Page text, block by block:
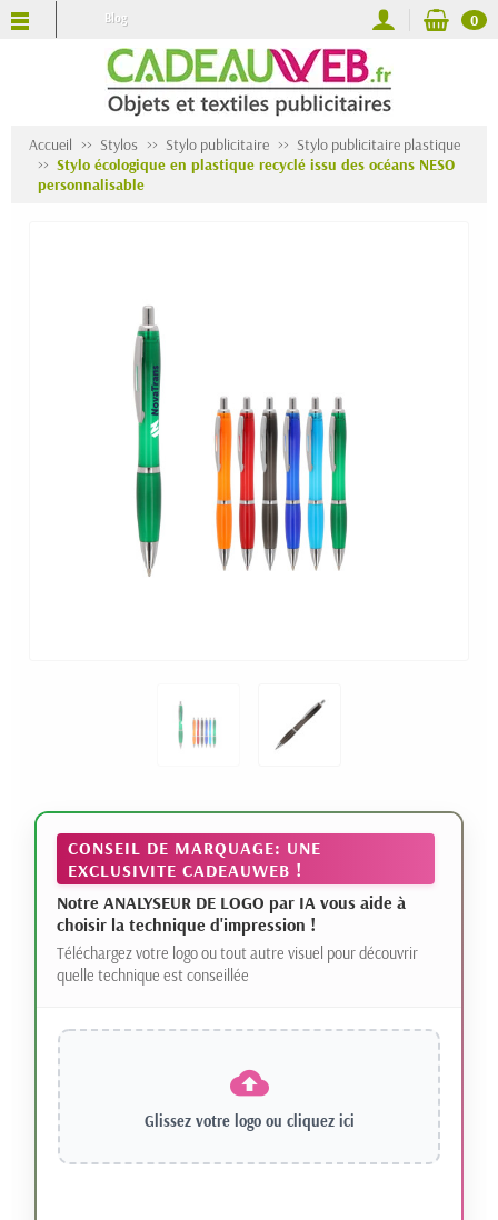
Blog 0
Accueil Stylos Stylo publicitaire
Stylo publicitaire plastique
Stylo écologique en plastique recyclé issu des océans NESO
personnalisable
CONSEIL DE MARQUAGE: UNE
EXCLUSIVITE CADEAUWEB !
Notre ANALYSEUR DE LOGO par IA vous aide à
choisir la technique d'impression !
Téléchargez votre logo ou tout autre visuel pour découvrir
quelle technique est conseillée
Glissez votre logo ou cliquez ici